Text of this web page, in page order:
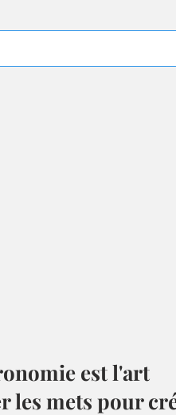
est l'art
les mets pour